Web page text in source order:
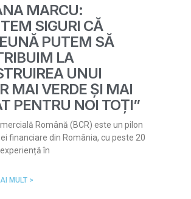
MARCU:
SIGURI CĂ
PUTEM SĂ
LA
UNUI
MAI VERDE ȘI MAI
PENTRU NOI TOȚI”
Română (BCR) este un pilon
financiare din România, cu peste 20
în
MULT >